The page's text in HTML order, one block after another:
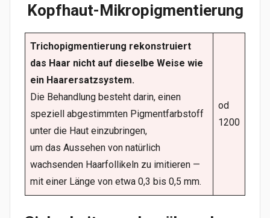
Kopfhaut-Mikropigmentierung
Trichopigmentierung rekonstruiert
das Haar nicht auf dieselbe Weise wie
ein Haarersatzsystem.
Die Behandlung besteht darin, einen
speziell abgestimmten Pigmentfarbstoff
unter die Haut einzubringen,
um das Aussehen von natürlich
wachsenden Haarfollikeln zu imitieren —
mit einer Länge von etwa 0,3 bis 0,5 mm.
od
1200